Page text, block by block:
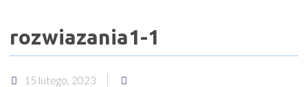
rozwiazania1-1
15 lutego, 2023